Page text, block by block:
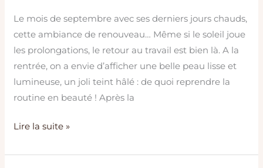
Le mois de septembre avec ses derniers jours chauds,
cette ambiance de renouveau… Même si le soleil joue
les prolongations, le retour au travail est bien là. A la
rentrée, on a envie d’afficher une belle peau lisse et
lumineuse, un joli teint hâlé : de quoi reprendre la
routine en beauté ! Après la
Lire la suite »